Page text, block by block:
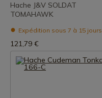
Hache J&V SOLDAT
TOMAHAWK
Expédition sous 7 à 15 jours
121,79 €